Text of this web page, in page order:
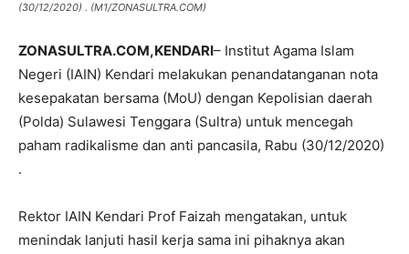
(30/12/2020) . (M1/ZONASULTRA.COM)
ZONASULTRA.COM,KENDARI– Institut Agama Islam
Negeri (IAIN) Kendari melakukan penandatanganan nota
kesepakatan bersama (MoU) dengan Kepolisian daerah
(Polda) Sulawesi Tenggara (Sultra) untuk mencegah
paham radikalisme dan anti pancasila, Rabu (30/12/2020)
.
Rektor IAIN Kendari Prof Faizah mengatakan, untuk
menindak lanjuti hasil kerja sama ini pihaknya akan